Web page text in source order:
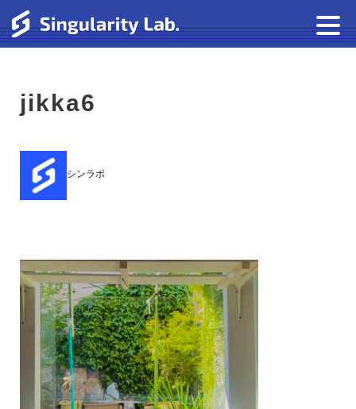
jikka6
シンラボ